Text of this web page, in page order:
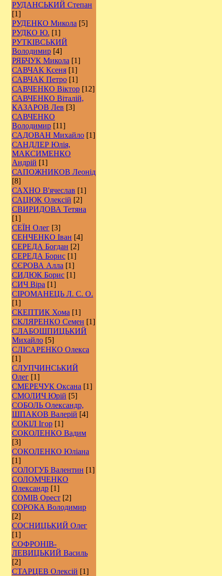
РУДАНСЬКИЙ Степан
[1]
РУДЕНКО Микола [5]
РУДКО Ю. [1]
РУТКІВСЬКИЙ
Володимир [4]
РЯБЧУК Микола [1]
САВЧАК Ксеня [1]
САВЧАК Петро [1]
САВЧЕНКО Віктор [12]
САВЧЕНКО Віталій,
КАЗАРОВ Лев [3]
САВЧЕНКО
Володимир [11]
САДОВАН Михайло [1]
САНДЛЕР Юлія,
МАКСИМЕНКО
Андрій [1]
САПОЖНИКОВ Леонід
[8]
САХНО В'ячеслав [1]
САЦЮК Олексій [2]
СВИРИДОВА Тетяна
[1]
СЕЇН Олег [3]
СЕНЧЕНКО Іван [4]
СЕРЕДА Богдан [2]
СЕРЕДА Борис [1]
СЄРОВА Алла [1]
СИДЮК Борис [1]
СИЧ Віра [1]
СІРОМАНЕЦЬ Л. С. О.
[1]
СКЕПТИК Хома [1]
СКЛЯРЕНКО Семен [1]
СЛАБОШПИЦЬКИЙ
Михайло [5]
СЛІСАРЕНКО Олекса
[1]
СЛУПЧИНСЬКИЙ
Олег [1]
СМЕРЕЧУК Оксана [1]
СМОЛИЧ Юрій [5]
СОБОЛЬ Олександр,
ШПАКОВ Валерій [4]
СОКІЛ Ігор [1]
СОКОЛЕНКО Вадим
[3]
СОКОЛЕНКО Юліана
[1]
СОЛОГУБ Валентин [1]
СОЛОМЧЕНКО
Олександр [1]
СОМІВ Орест [2]
СОРОКА Володимир
[2]
СОСНИЦЬКИЙ Олег
[1]
СОФРОНІВ-
ЛЕВИЦЬКИЙ Василь
[2]
СТАРЦЕВ Олексій [1]